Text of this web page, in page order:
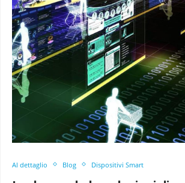
Al dettaglio Blog Dispositivi Smart